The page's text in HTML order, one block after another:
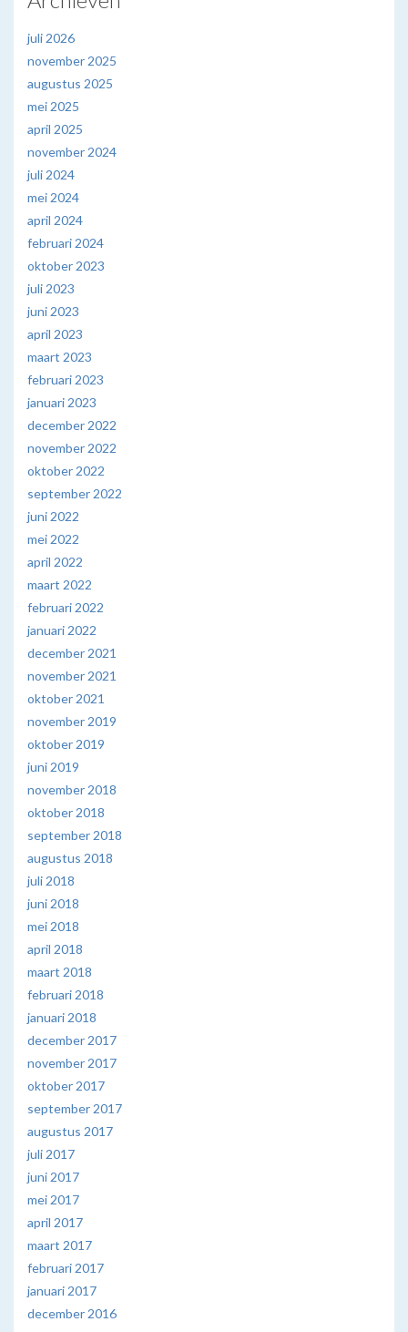
juli 2026
november 2025
augustus 2025
mei 2025
april 2025
november 2024
juli 2024
mei 2024
april 2024
februari 2024
oktober 2023
juli 2023
juni 2023
april 2023
maart 2023
februari 2023
januari 2023
december 2022
november 2022
oktober 2022
september 2022
juni 2022
mei 2022
april 2022
maart 2022
februari 2022
januari 2022
december 2021
november 2021
oktober 2021
november 2019
oktober 2019
juni 2019
november 2018
oktober 2018
september 2018
augustus 2018
juli 2018
juni 2018
mei 2018
april 2018
maart 2018
februari 2018
januari 2018
december 2017
november 2017
oktober 2017
september 2017
augustus 2017
juli 2017
juni 2017
mei 2017
april 2017
maart 2017
februari 2017
januari 2017
december 2016